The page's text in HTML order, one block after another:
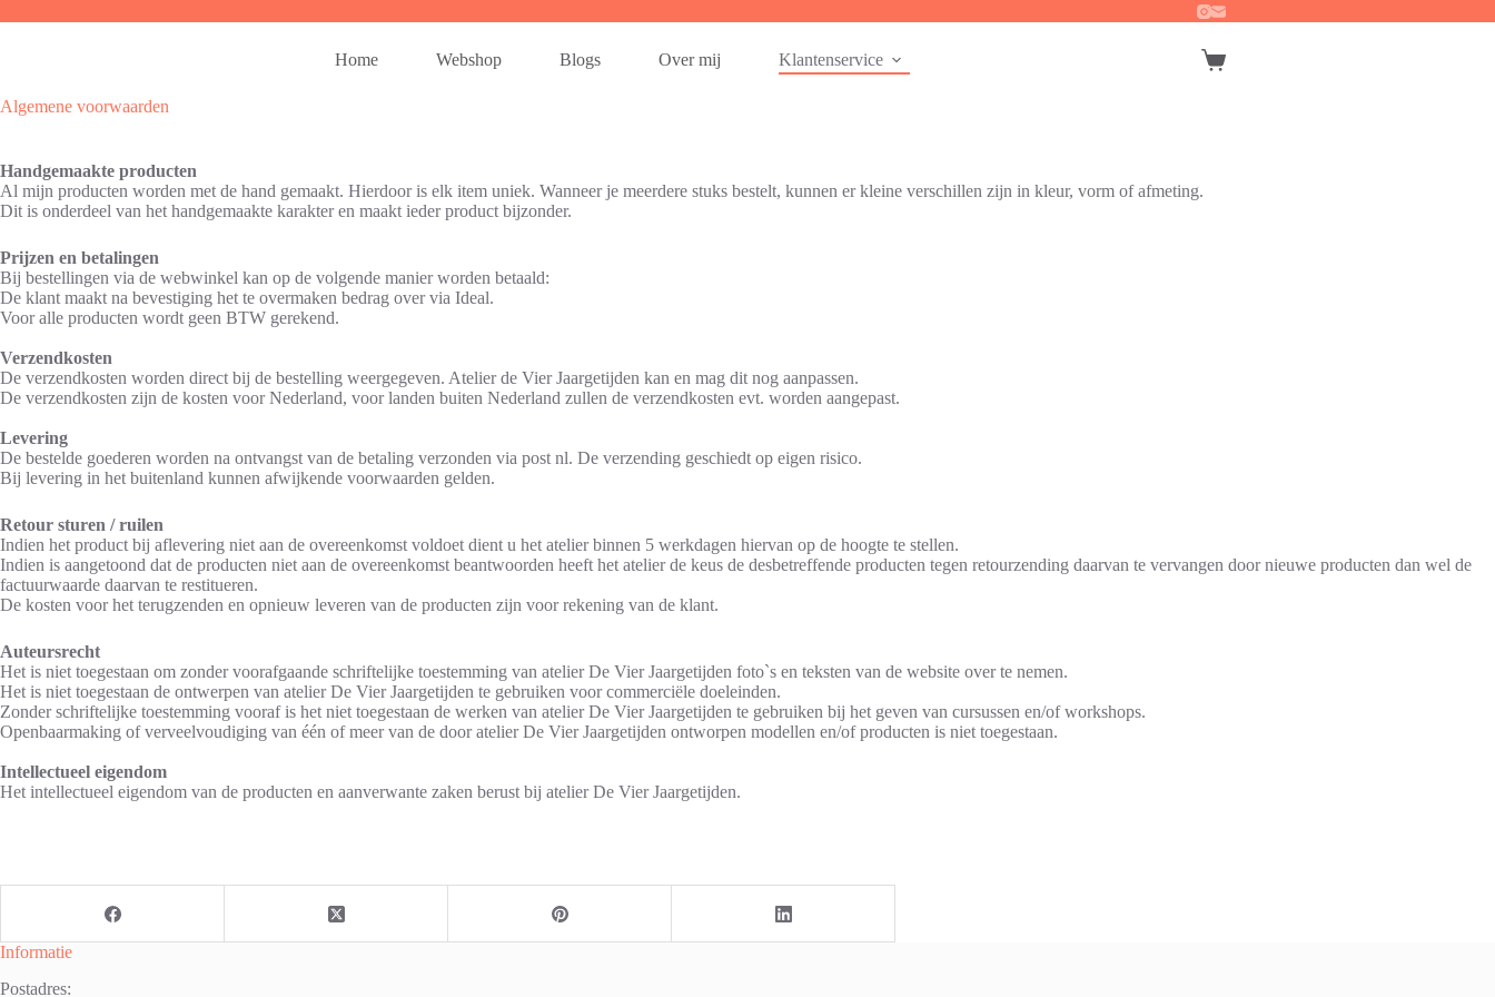
naar
Home Webshop Blogs Over mij Klantenservice Winkelwagen
Algemene voorwaarden
Handgemaakte producten
Al mijn producten worden met de hand gemaakt. Hierdoor is elk item uniek. Wanneer je meerdere stuks bestelt, kunnen er kleine verschillen zijn in kleur, vorm of afmeting.
Dit is onderdeel van het handgemaakte karakter en maakt ieder product bijzonder.
Prijzen en betalingen
Bij bestellingen via de webwinkel kan op de volgende manier worden betaald:
De klant maakt na bevestiging het te overmaken bedrag over via Ideal.
Voor alle producten wordt geen BTW gerekend.
Verzendkosten
De verzendkosten worden direct bij de bestelling weergegeven. Atelier de Vier Jaargetijden kan en mag dit nog aanpassen.
De verzendkosten zijn de kosten voor Nederland, voor landen buiten Nederland zullen de verzendkosten evt. worden aangepast.
Levering
De bestelde goederen worden na ontvangst van de betaling verzonden via post nl. De verzending geschiedt op eigen risico.
Bij levering in het buitenland kunnen afwijkende voorwaarden gelden.
Retour sturen / ruilen
Indien het product bij aflevering niet aan de overeenkomst voldoet dient u het atelier binnen 5 werkdagen hiervan op de hoogte te stellen.
Indien is aangetoond dat de producten niet aan de overeenkomst beantwoorden heeft het atelier de keus de desbetreffende producten tegen retourzending daarvan te vervangen door nieuwe producten dan wel de
factuurwaarde daarvan te restitueren.
De kosten voor het terugzenden en opnieuw leveren van de producten zijn voor rekening van de klant.
Auteursrecht
Het is niet toegestaan om zonder voorafgaande schriftelijke toestemming van atelier De Vier Jaargetijden foto`s en teksten van de website over te nemen.
Het is niet toegestaan de ontwerpen van atelier De Vier Jaargetijden te gebruiken voor commerciële doeleinden.
Zonder schriftelijke toestemming vooraf is het niet toegestaan de werken van atelier De Vier Jaargetijden te gebruiken bij het geven van cursussen en/of workshops.
Openbaarmaking of verveelvoudiging van één of meer van de door atelier De Vier Jaargetijden ontworpen modellen en/of producten is niet toegestaan.
Intellectueel eigendom
Het intellectueel eigendom van de producten en aanverwante zaken berust bij atelier De Vier Jaargetijden.
Informatie
Postadres: